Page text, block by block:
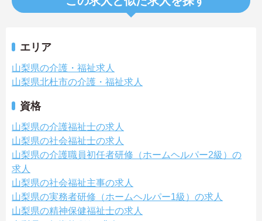
エリア
山梨県の介護・福祉求人
山梨県北杜市の介護・福祉求人
資格
山梨県の介護福祉士の求人
山梨県の社会福祉士の求人
山梨県の介護職員初任者研修（ホームヘルパー2級）の
求人
山梨県の社会福祉主事の求人
山梨県の実務者研修（ホームヘルパー1級）の求人
山梨県の精神保健福祉士の求人